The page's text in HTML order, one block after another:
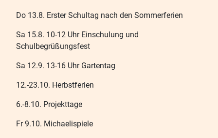
Do 13.8. Erster Schultag nach den Sommerferien
Sa 15.8. 10-12 Uhr Einschulung und
Schulbegrüßungsfest
Sa 12.9. 13-16 Uhr Gartentag
12.-23.10. Herbstferien
6.-8.10. Projekttage
Fr 9.10. Michaelispiele